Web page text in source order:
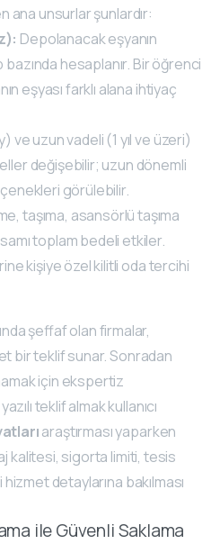
ana unsurlar şunlardır:
Depolanacak eşyanın
bazında hesaplanır. Bir öğrenci
eşyası farklı alana ihtiyaç
ve uzun vadeli (1 yıl ve üzeri)
değişebilir; uzun dönemli
görülebilir.
taşıma, asansörlü taşıma
toplam bedeli etkiler.
kişiye özel kilitli oda tercihi
şeffaf olan firmalar,
bir teklif sunar. Sonradan
için ekspertiz
teklif almak kullanıcı
araştırması yaparken
kalitesi, sigorta limiti, tesis
detaylarına bakılması
ile Güvenli Saklama